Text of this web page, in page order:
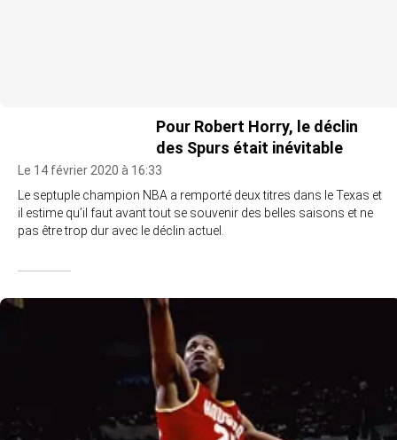
Pour Robert Horry, le déclin
des Spurs était inévitable
Le 14 février 2020 à 16:33
Le septuple champion NBA a remporté deux titres dans le Texas et
il estime qu’il faut avant tout se souvenir des belles saisons et ne
pas être trop dur avec le déclin actuel.